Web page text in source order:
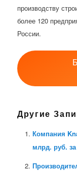
производству
более 120
России.
Другие
Компания
млрд. руб.